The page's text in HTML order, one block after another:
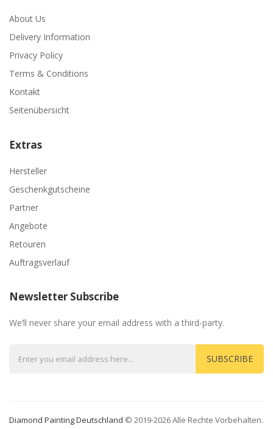
About Us
Delivery Information
Privacy Policy
Terms & Conditions
Kontakt
Seitenübersicht
Extras
Hersteller
Geschenkgutscheine
Partner
Angebote
Retouren
Auftragsverlauf
Newsletter Subscribe
We’ll never share your email address with a third-party.
SUBSCRIBE
Diamond Painting Deutschland © 2019-2026 Alle Rechte Vorbehalten.